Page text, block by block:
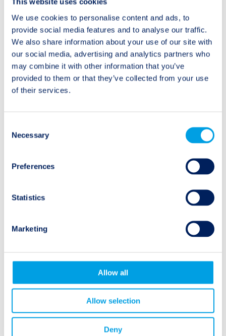
We use cookies to personalise content and ads, to
provide social media features and to analyse our traffic.
We also share information about your use of our site with
our social media, advertising and analytics partners who
may combine it with other information that you’ve
provided to them or that they’ve collected from your use
of their services.
Selection
Necessary
Preferences
Statistics
Marketing
Allow all
Allow selection
Deny
Beitragsnavigation
Update: Hurrikan Irma,
Karibik
Urs Ramseier in CNBC
for: